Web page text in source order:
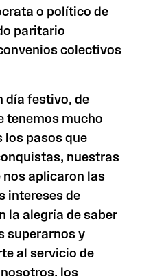
o político de
paritario
colectivos
día festivo, de
tenemos mucho
los pasos que
nuestras
nos aplicaron las
intereses de
la alegría de saber
superarnos y
al servicio de
los